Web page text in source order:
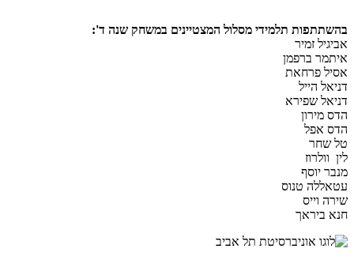
בהשתתפות תלמידי מסלול המצטיינים במשחק שנה ד':
אביגיל זמיר
איתמר ברפמן
אסיל פרחאת
דניאל הייל
דניאל שפירא
הדס מירון
הדס אפל
טל שחר
לין וולרוז
מנבר יוסף
עטאללה טנוס
שירה וייס
חנא ביראך